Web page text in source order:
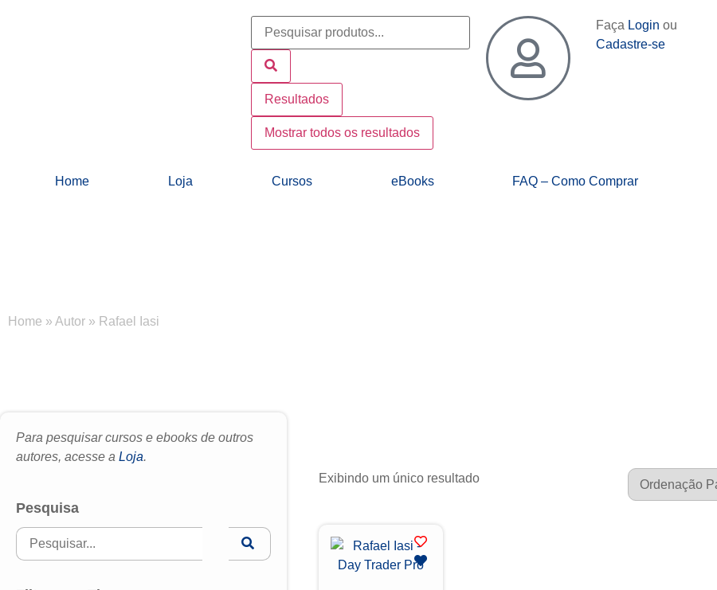
Resultados
Mostrar todos os resultados
Faça Login ou
Cadastre-se
Home Loja Cursos eBooks FAQ – Como Comprar
Home » Autor » Rafael Iasi
Para pesquisar cursos e ebooks de outros
autores, acesse a Loja.
Pesquisa
Exibindo um único resultado